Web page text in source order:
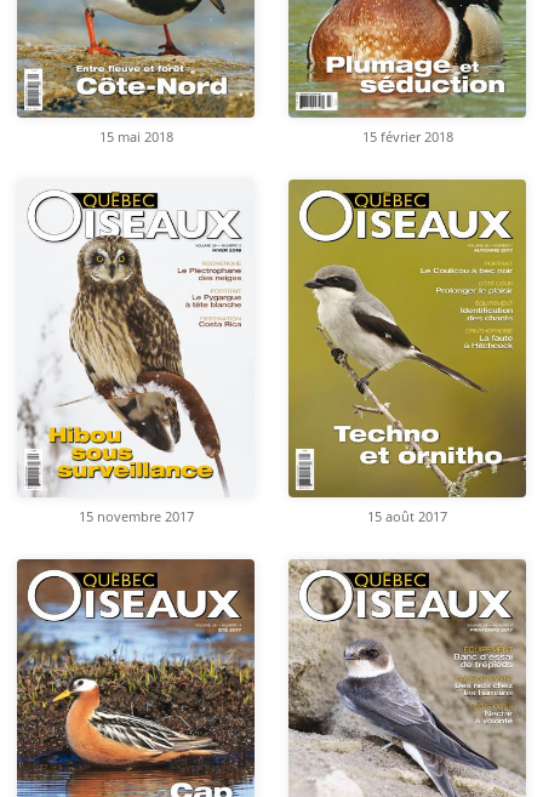
15 mai 2018 15 février 2018
15 novembre 2017 15 août 2017